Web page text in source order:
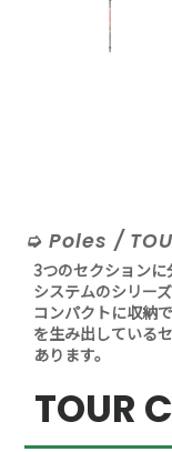
Poles /
3つのセクションに
システムのシリーズ
コンパクトに収納
を生み出している
あります。
TOUR